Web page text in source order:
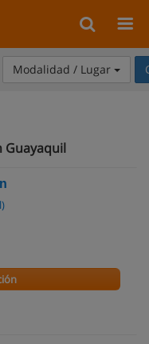
Modalidad / Lugar
Guayaquil